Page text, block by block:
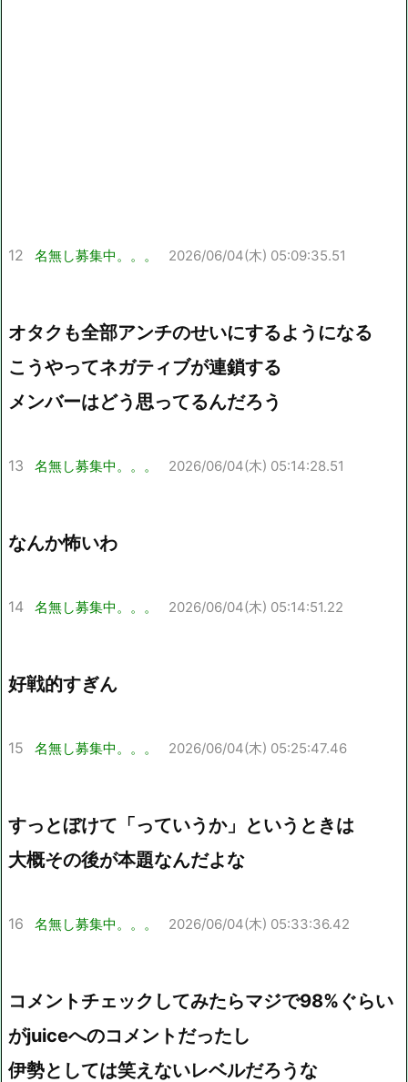
12 名無し募集中。。。 2026/06/04(木) 05:09:35.51
オタクも全部アンチのせいにするようになる
こうやってネガティブが連鎖する
メンバーはどう思ってるんだろう
13 名無し募集中。。。 2026/06/04(木) 05:14:28.51
なんか怖いわ
14 名無し募集中。。。 2026/06/04(木) 05:14:51.22
好戦的すぎん
15 名無し募集中。。。 2026/06/04(木) 05:25:47.46
すっとぼけて「っていうか」というときは
大概その後が本題なんだよな
16 名無し募集中。。。 2026/06/04(木) 05:33:36.42
コメントチェックしてみたらマジで98%ぐらい
がjuiceへのコメントだったし
伊勢としては笑えないレベルだろうな